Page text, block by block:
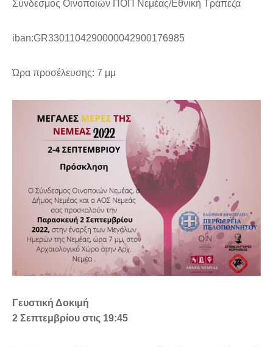
Σύνδεσμος Οινοποιών ΠΟΠ Νεμέας/Εθνική Τράπεζα
iban:GR3301104290000042900176985
Ώρα προσέλευσης: 7 μμ
Γευστική Δοκιμή
2 Σεπτεμβρίου στις 19:45